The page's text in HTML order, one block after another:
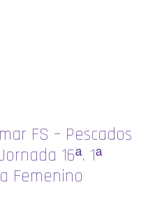
FS – Pescados
16ª. 1ª
Femenino